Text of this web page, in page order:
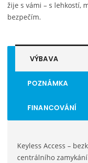
žije s vámi – s lehkostí,
bezpečím.
VÝBAVA
POZNÁMKA
FINANCOVÁNÍ
Keyless Access –
centrálního